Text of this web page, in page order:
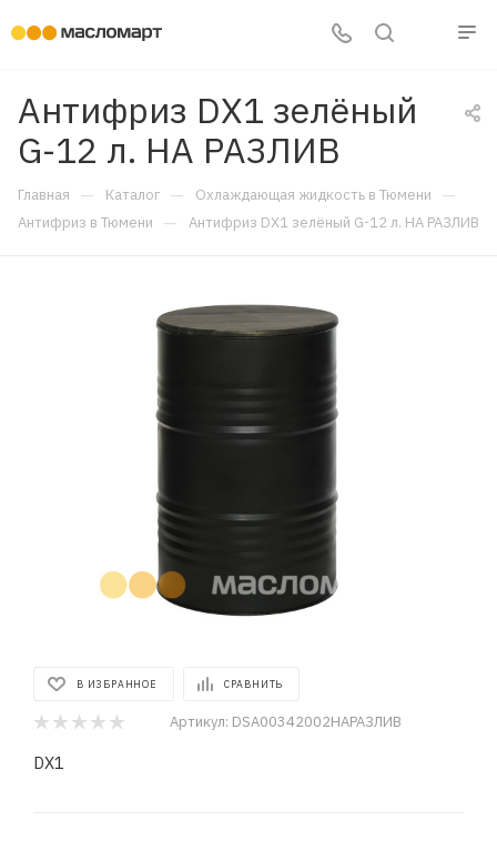
Антифриз DX1 зелёный
G-12 л. НА РАЗЛИВ
Главная — Каталог — Охлаждающая жидкость в Тюмени —
Антифриз в Тюмени — Антифриз DX1 зелёный G-12 л. НА РАЗЛИВ
В ИЗБРАННОЕ СРАВНИТЬ
Артикул: DSA00342002НАРАЗЛИВ
DX1